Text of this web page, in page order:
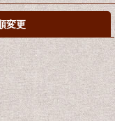
変更